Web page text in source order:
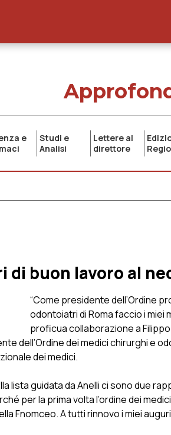
e
Studi e
Analisi
Lettere al
direttore
di buon lavoro al
“Come presidente dell’Ordine
odontoiatri di Roma faccio i miei
proficua collaborazione a
dell’Ordine dei medici chirurghi e
dei medici.
guidata da Anelli ci sono due
per la prima volta l’ordine dei medici
Fnomceo. A tutti rinnovo i miei auguri